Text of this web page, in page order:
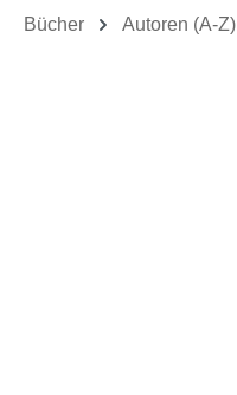
Bücher Autoren (A-Z)